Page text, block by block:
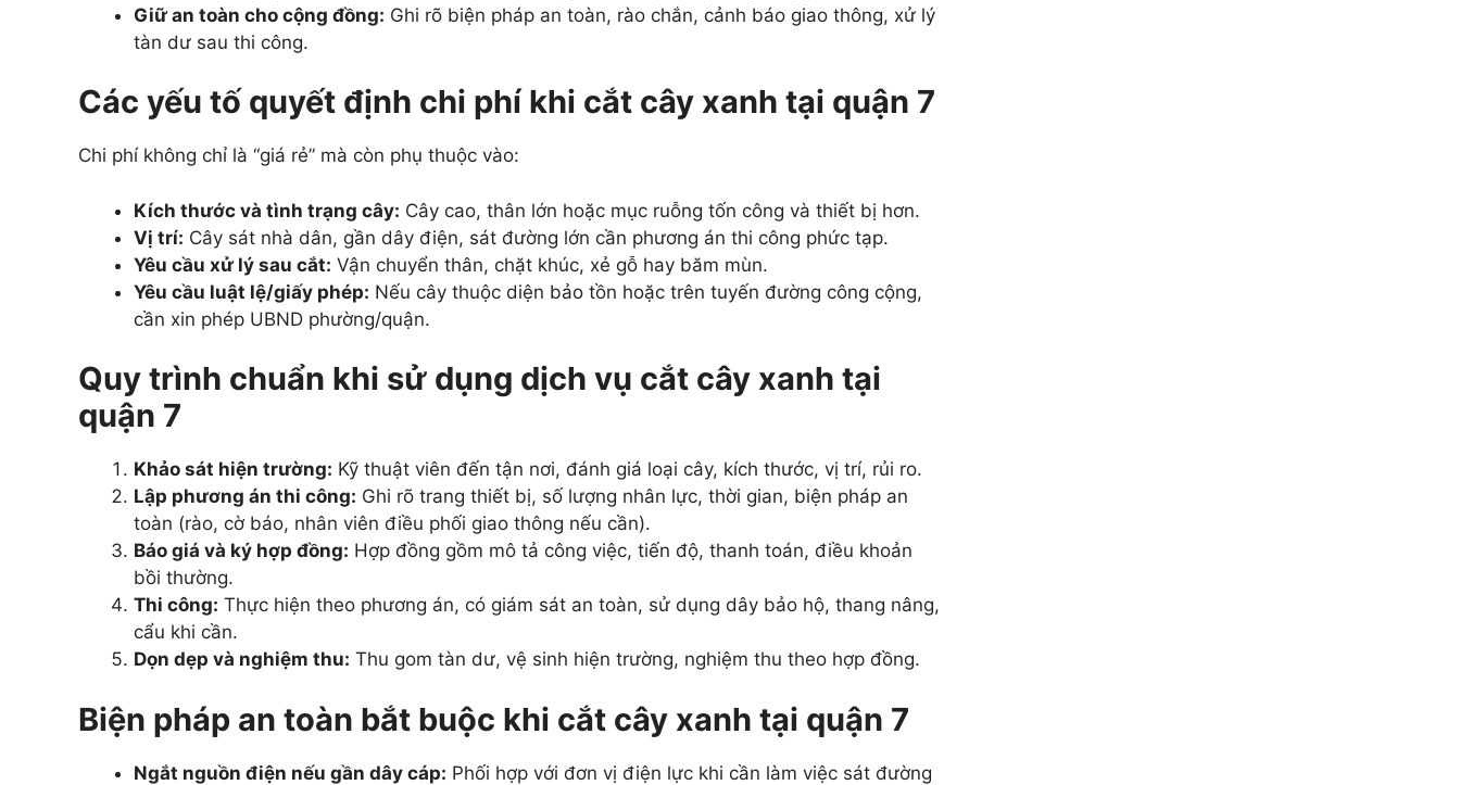
Giữ an toàn cho cộng đồng: Ghi rõ biện pháp an toàn, rào chắn, cảnh báo giao thông, xử lý
tàn dư sau thi công.
Các yếu tố quyết định chi phí khi cắt cây xanh tại quận 7
Chi phí không chỉ là “giá rẻ” mà còn phụ thuộc vào:
Kích thước và tình trạng cây: Cây cao, thân lớn hoặc mục ruỗng tốn công và thiết bị hơn.
Vị trí: Cây sát nhà dân, gần dây điện, sát đường lớn cần phương án thi công phức tạp.
Yêu cầu xử lý sau cắt: Vận chuyển thân, chặt khúc, xẻ gỗ hay băm mùn.
Yêu cầu luật lệ/giấy phép: Nếu cây thuộc diện bảo tồn hoặc trên tuyến đường công cộng,
cần xin phép UBND phường/quận.
Quy trình chuẩn khi sử dụng dịch vụ cắt cây xanh tại
quận 7
Khảo sát hiện trường: Kỹ thuật viên đến tận nơi, đánh giá loại cây, kích thước, vị trí, rủi ro.
Lập phương án thi công: Ghi rõ trang thiết bị, số lượng nhân lực, thời gian, biện pháp an
toàn (rào, cờ báo, nhân viên điều phối giao thông nếu cần).
Báo giá và ký hợp đồng: Hợp đồng gồm mô tả công việc, tiến độ, thanh toán, điều khoản
bồi thường.
Thi công: Thực hiện theo phương án, có giám sát an toàn, sử dụng dây bảo hộ, thang nâng,
cẩu khi cần.
Dọn dẹp và nghiệm thu: Thu gom tàn dư, vệ sinh hiện trường, nghiệm thu theo hợp đồng.
Biện pháp an toàn bắt buộc khi cắt cây xanh tại quận 7
Ngắt nguồn điện nếu gần dây cáp: Phối hợp với đơn vị điện lực khi cần làm việc sát đường